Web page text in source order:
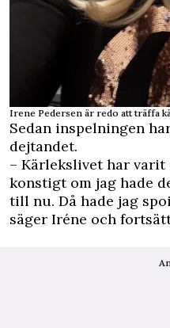
Irene Pedersen är redo att träffa
Sedan inspelningen
dejtandet.
– Kärlekslivet har
konstigt om jag hade
till nu. Då hade jag
säger Iréne och